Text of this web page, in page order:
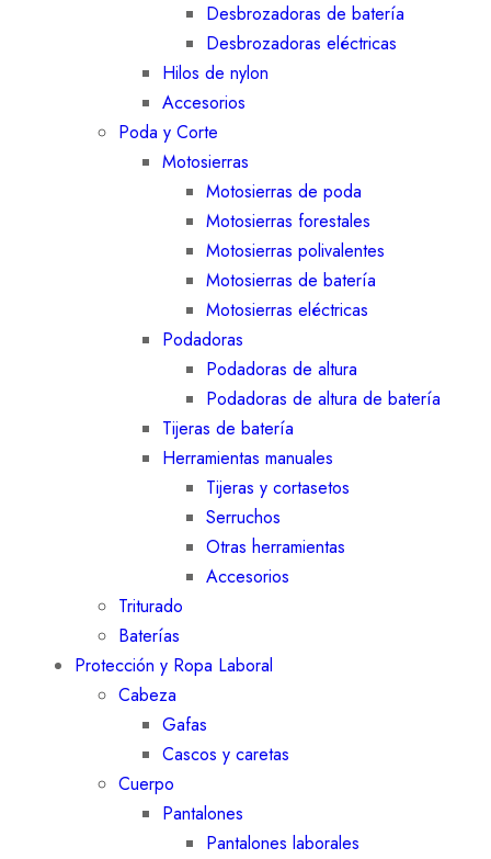
Desbrozadoras de batería
Desbrozadoras eléctricas
Hilos de nylon
Accesorios
Poda y Corte
Motosierras
Motosierras de poda
Motosierras forestales
Motosierras polivalentes
Motosierras de batería
Motosierras eléctricas
Podadoras
Podadoras de altura
Podadoras de altura de batería
Tijeras de batería
Herramientas manuales
Tijeras y cortasetos
Serruchos
Otras herramientas
Accesorios
Triturado
Baterías
Protección y Ropa Laboral
Cabeza
Gafas
Cascos y caretas
Cuerpo
Pantalones
Pantalones laborales